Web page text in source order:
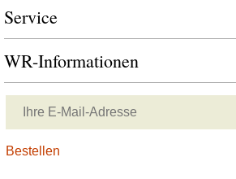
Service
WR-Informationen